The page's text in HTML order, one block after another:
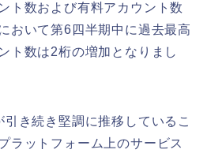
ト数および有料アカウント数
おいて第6四半期中に過去最高
ト数は2桁の増加となりまし
き続き堅調に推移しているこ
ラットフォーム上のサービス